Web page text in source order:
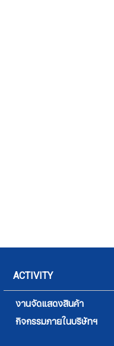
ACTIVITY
งานจัดแสดงสินค้า
กิจกรรมภายในบริษัทฯ